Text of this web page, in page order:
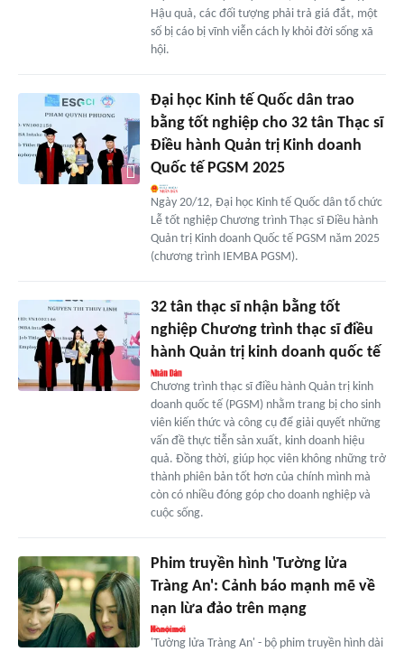
Hậu quả, các đối tượng phải trả giá đắt, một
số bị cáo bị vĩnh viễn cách ly khỏi đời sống xã
hội.
Đại học Kinh tế Quốc dân trao
bằng tốt nghiệp cho 32 tân Thạc sĩ
Điều hành Quản trị Kinh doanh
Quốc tế PGSM 2025
Ngày 20/12, Đại học Kinh tế Quốc dân tổ chức
Lễ tốt nghiệp Chương trình Thạc sĩ Điều hành
Quản trị Kinh doanh Quốc tế PGSM năm 2025
(chương trình IEMBA PGSM).
32 tân thạc sĩ nhận bằng tốt
nghiệp Chương trình thạc sĩ điều
hành Quản trị kinh doanh quốc tế
Chương trình thạc sĩ điều hành Quản trị kinh
doanh quốc tế (PGSM) nhằm trang bị cho sinh
viên kiến thức và công cụ để giải quyết những
vấn đề thực tiễn sản xuất, kinh doanh hiệu
quả. Đồng thời, giúp học viên không những trở
thành phiên bản tốt hơn của chính mình mà
còn có nhiều đóng góp cho doanh nghiệp và
cuộc sống.
Phim truyền hình 'Tường lửa
Tràng An': Cảnh báo mạnh mẽ về
nạn lừa đảo trên mạng
'Tường lửa Tràng An' - bộ phim truyền hình dài